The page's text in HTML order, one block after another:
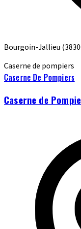
Bourgoin-Jallieu
Caserne de pompiers
Caserne De Pompiers
Caserne de